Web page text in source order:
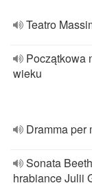
Teatro
Początkowa
wieku
Dramma per
Sonata
hrabiance Julii